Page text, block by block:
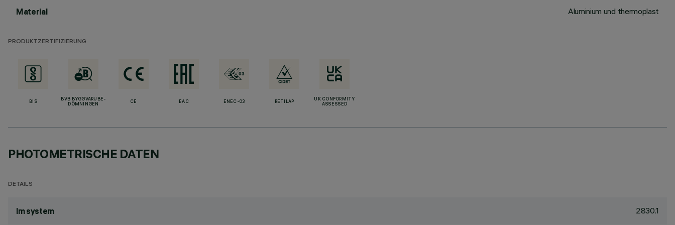
Material Aluminium und thermoplast
PRODUKTZERTIFIZIERUNG
BIS
BVB BYGGVARUBE-
DÖMNINGEN
CE EAC ENEC-03 RETILAP
UK CONFORMITY
ASSESSED
PHOTOMETRISCHE DATEN
DETAILS
lm system 2830.1